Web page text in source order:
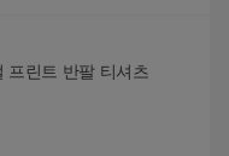
프린트 반팔 티셔츠